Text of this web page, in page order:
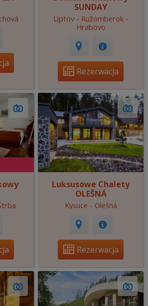
SUNDAY
Liptov - Ružomberok -
Hrabovo
Rezerwacja
Luksusowe Chalety
OLEŠNÁ
Kysuce - Olešná
Rezerwacja